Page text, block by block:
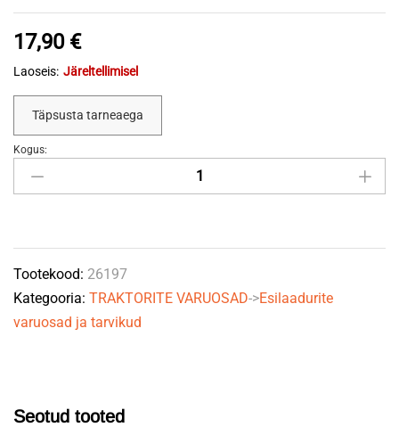
17,90 €
Laoseis: Järeltellimisel
Täpsusta tarneaega
Piik
sirge
quantity
Kogus:
Tootekood: 26197
Kategooria: TRAKTORITE VARUOSAD->Esilaadurite
varuosad ja tarvikud
Seotud tooted